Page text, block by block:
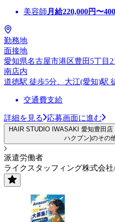
美容師 月給220,000円〜
勤務地
面接地
愛知県名古屋市港区豊田5丁目
南店内
道徳駅 徒歩5分、大江(愛知)駅
交通費支給
詳細を見る 応募画面に進む
HAIR STUDIO IWASAKI 愛知豊田
ハクブン)のその
派遣労働者
ライクスタッフィング株式会社/